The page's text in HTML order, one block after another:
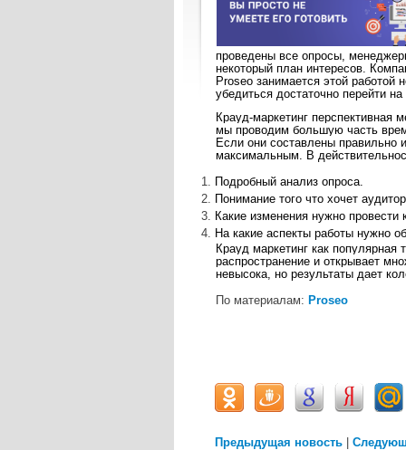
проведены все опросы,
некоторый план интересов.
Proseo занимается этой
убедиться достаточно перейти
Крауд-маркетинг перспективная
мы проводим большую часть
Если они составлены правильно
максимальным. В
Подробный анализ опроса.
Понимание того что хочет
Какие изменения нужно
На какие аспекты работы нужно
Крауд маркетинг как
распространение и открывает
невысока, но результаты дает
По материалам: Proseo
Предыдущая новость